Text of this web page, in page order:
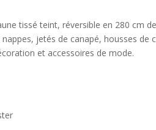
tissé teint, réversible en 280 cm
jetés de canapé, housses de
et accessoires de mode.